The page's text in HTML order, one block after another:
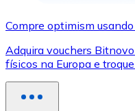
Compre optimism
Adquira vouchers
físicos na Europa e